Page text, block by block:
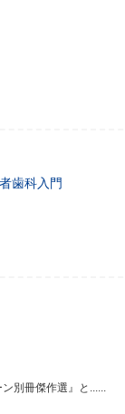
歯科入門
別冊傑作選』と......